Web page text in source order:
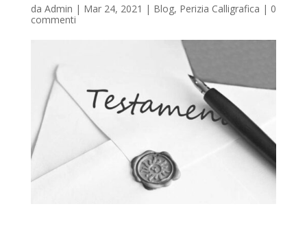
da Admin | Mar 24, 2021 | Blog, Perizia Calligrafica | 0
commenti